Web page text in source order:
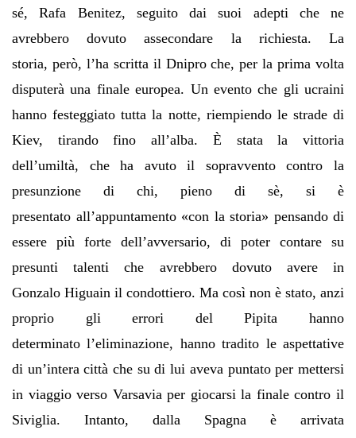
sé, Rafa Benitez, seguito dai suoi adepti che ne
avrebbero dovuto assecondare la richiesta. La
storia, però, l’ha scritta il Dnipro che, per la prima volta
disputerà una finale europea. Un evento che gli ucraini
hanno festeggiato tutta la notte, riempiendo le strade di
Kiev, tirando fino all’alba. È stata la vittoria
dell’umiltà, che ha avuto il sopravvento contro la
presunzione di chi, pieno di sè, si è
presentato all’appuntamento «con la storia» pensando di
essere più forte dell’avversario, di poter contare su
presunti talenti che avrebbero dovuto avere in
Gonzalo Higuain il condottiero. Ma così non è stato, anzi
proprio gli errori del Pipita hanno
determinato l’eliminazione, hanno tradito le aspettative
di un’intera città che su di lui aveva puntato per mettersi
in viaggio verso Varsavia per giocarsi la finale contro il
Siviglia. Intanto, dalla Spagna è arrivata